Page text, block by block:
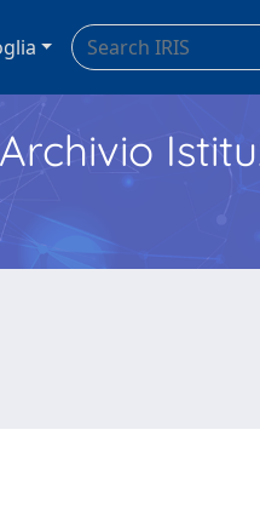
Archivio